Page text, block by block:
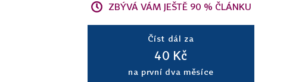
ZBÝVÁ VÁM JEŠTĚ 90 % ČLÁNKU
Číst dál za
40 Kč
na první dva měsíce